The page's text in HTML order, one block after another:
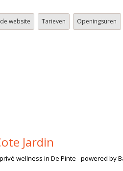
website Tarieven Openingsuren
Jardin
wellness in De Pinte - powered by